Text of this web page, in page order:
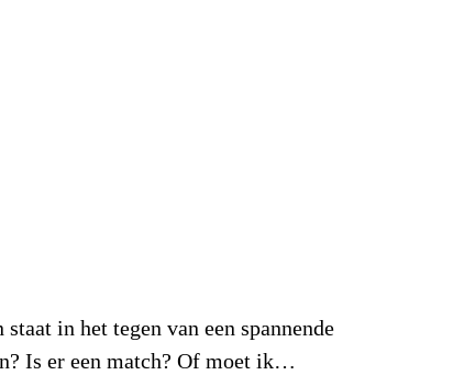
in het tegen van een spannende
Is er een match? Of moet ik…